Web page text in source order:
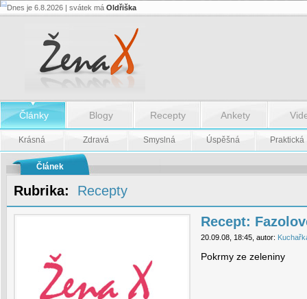
Recept:
lusky
na
slanině
Dnes je 6.8.2026 | svátek má Oldřiška
Články Blogy Recepty Ankety
Krásná Zdravá Smyslná Úspěšná Praktická
Článek
Rubrika: Recepty
Recept:
20.09.08, 18:45, autor:
Pokrmy ze zeleniny